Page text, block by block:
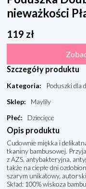
nieważkości
119 zł
Szczegóły produktu
Kategoria:
Poduszki dla
Sklep:
Maylily
Płeć: Dziecięce
Opis produktu
Cudownie miękka i
tkaniny bambusowej.
z AZS. antybakteryjna,
także na ciepłe dni
szarym unikatowy,
Skład: 100% wiskoza